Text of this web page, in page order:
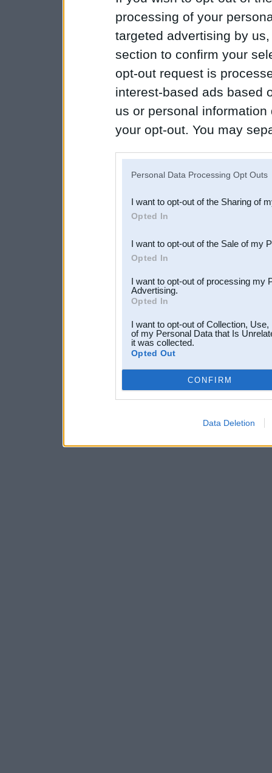
processing of your
targeted advertising by
section to confirm your
opt-out request is
interest-based ads based
us or personal
your opt-out. You may
Downstream Participants
third parties.
Personal Data Processing Opt Outs
I want to opt-out of the Sharing of
Opted In
I want to opt-out of the Sale of my
Opted In
I want to opt-out of processing my
Advertising.
Opted In
I want to opt-out of Collection,
of my Personal Data that Is
it was collected.
Opted Out
CONFIRM
Data Deletion